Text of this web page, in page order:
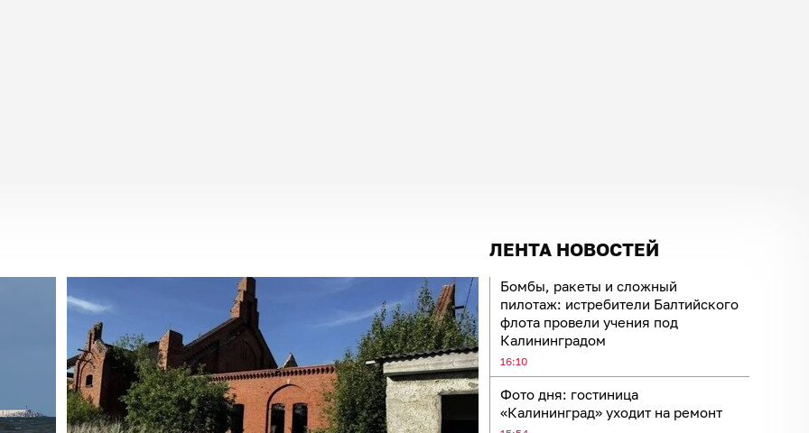
ЛЕНТА НОВОСТЕЙ
Бомбы, ракеты и сложный
пилотаж: истребители Балтийского
флота провели учения под
Калининградом
16:10
Фото дня: гостиница
«Калининград» уходит на ремонт